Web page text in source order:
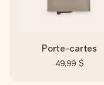
Porte-cartes
49,99 $